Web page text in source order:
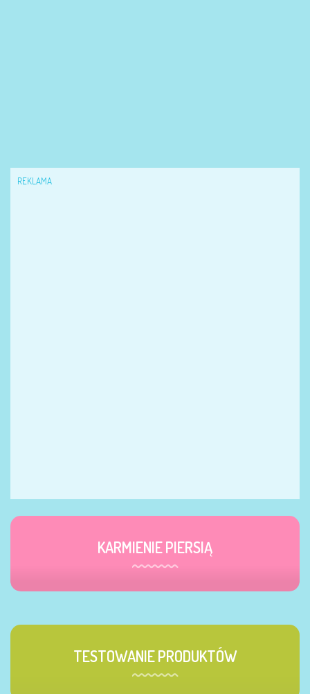
REKLAMA
KARMIENIE PIERSIĄ
TESTOWANIE PRODUKTÓW